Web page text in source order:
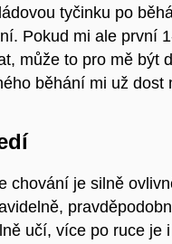
tyčinku po
Pokud mi ale první
může to pro mě být
běhání mi už dost
chování je silně
učí, více po ruce je